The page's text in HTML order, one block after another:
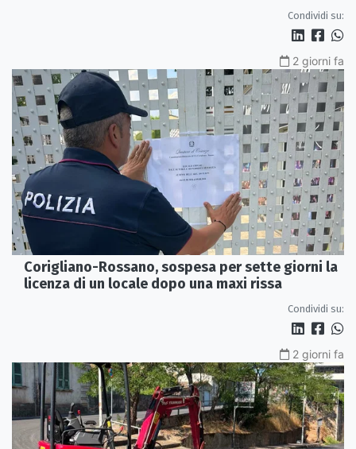
Condividi su:
2 giorni fa
Corigliano-Rossano, sospesa per sette giorni la
licenza di un locale dopo una maxi rissa
Condividi su:
2 giorni fa